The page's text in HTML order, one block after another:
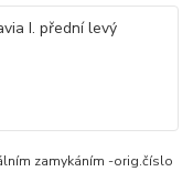
zamykáním -orig.číslo